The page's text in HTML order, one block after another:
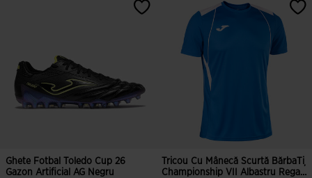
Ghete Fotbal Toledo Cup 26
Gazon Artificial AG Negru
Tricou Cu Mânecă Scurtă BărbaȚi
Championship VII Albastru Regal